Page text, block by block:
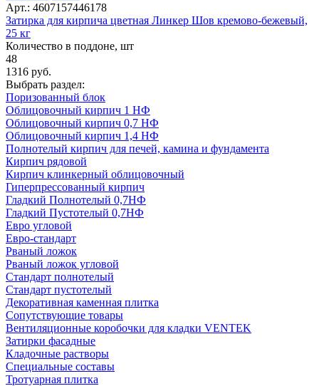
Арт.: 4607157446178
Затирка для кирпича цветная Линкер Шов кремово-бежевый,
25 кг
Количество в поддоне, шт
48
1316 руб.
Выбрать раздел:
Поризованный блок
Облицовочный кирпич 1 НФ
Облицовочный кирпич 0,7 НФ
Облицовочный кирпич 1,4 НФ
Полнотелый кирпич для печей, камина и фундамента
Кирпич рядовой
Кирпич клинкерный облицовочный
Гиперпрессованный кирпич
Гладкий Полнотелый 0,7НФ
Гладкий Пустотелый 0,7НФ
Евро угловой
Евро-стандарт
Рваный ложок
Рваный ложок угловой
Стандарт полнотелый
Стандарт пустотелый
Декоративная каменная плитка
Сопутствующие товары
Вентиляционные коробочки для кладки VENTEK
Затирки фасадные
Кладочные растворы
Специальные составы
Тротуарная плитка